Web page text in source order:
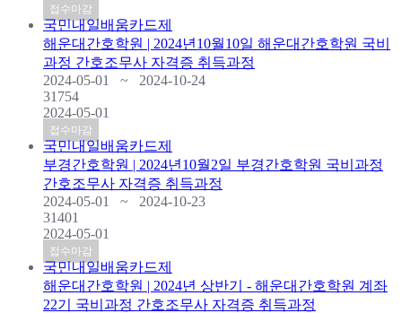
접수마감
국민내일배움카드제
해운대간호학원 | 2024년10월10일 해운대간호학원 국비
과정 간호조무사 자격증 취득과정
2024-05-01 ~ 2024-10-24
31754
2024-05-01
접수마감
국민내일배움카드제
부경간호학원 | 2024년10월2일 부경간호학원 국비과정
간호조무사 자격증 취득과정
2024-05-01 ~ 2024-10-23
31401
2024-05-01
접수마감
국민내일배움카드제
해운대간호학원 | 2024년 상반기 - 해운대간호학원 계좌
22기 국비과정 간호조무사 자격증 취득과정